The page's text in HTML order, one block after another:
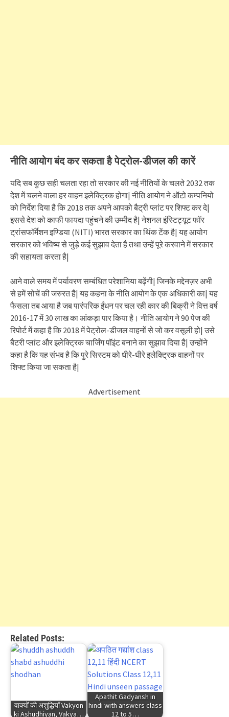
नीति आयोग बंद कर सकता है पेट्रोल-डीजल की कारें
यदि सब कुछ सही चलता रहा तो सरकार की नई नीतियों के चलते 2032 तक
देश में चलने वाला हर वाहन इलेक्ट्रिक होगा| नीति आयोग ने ऑटो कम्पनियो
को निर्देश दिया है कि 2018 तक अपने आपको बैट्री प्लांट पर शिफ्ट कर दे|
इससे देश को काफी फायदा पहुंचने की उम्मीद है| नेशनल इंस्टिट्यूट फॉर
ट्रांसफॉर्मेशन इण्डिया (NITI) भारत सरकार का थिंक टेंक है| यह आयोग
सरकार को भविष्य से जुड़े कई सुझाव देता है तथा उन्हें पूरे करवाने में सरकार
की सहायता करता है|
आने वाले समय में पर्यावरण सम्बंधित परेशानिया बढ़ेंगी| जिनके मद्देनज़र अभी
से हमें सोचें की जरुरत है| यह कहना के नीति आयोग के एक अधिकारी का| यह
फैसला तब आया है जब पारंपरिक ईंधन पर चल रही कार की बिक्री ने वित्त वर्ष
2016-17 में 30 लाख का आंकड़ा पार किया है। नीति आयोग ने 90 पेज की
रिपोर्ट में कहा है कि 2018 में पेट्रोल-डीजल वाहनों से जो कर वसूली हो| उसे
बैटरी प्लांट और इलेक्ट्रिक चार्जिंग पॉइंट बनाने का सुझाव दिया है| उन्होंने
कहा है कि यह संभव है कि पुरे सिस्टम को धीरे-धीरे इलेक्ट्रिक वाहनों पर
शिफ्ट किया जा सकता है|
Advertisement
Related Posts:
वाक्यों की अशुद्धियाँ Vakyon
ki Ashudhiyan, Vakya…
Apathit Gadyansh in
hindi with answers class
12 to 5…